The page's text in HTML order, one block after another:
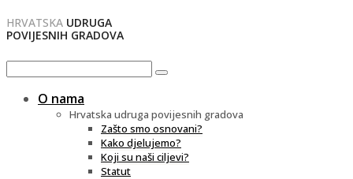
HRVATSKA UDRUGA
POVIJESNIH GRADOVA
O nama
Hrvatska udruga povijesnih gradova
Zašto smo osnovani?
Kako djelujemo?
Koji su naši ciljevi?
Statut